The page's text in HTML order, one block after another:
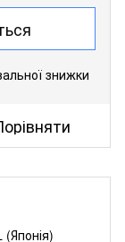
знижки
(Японія)